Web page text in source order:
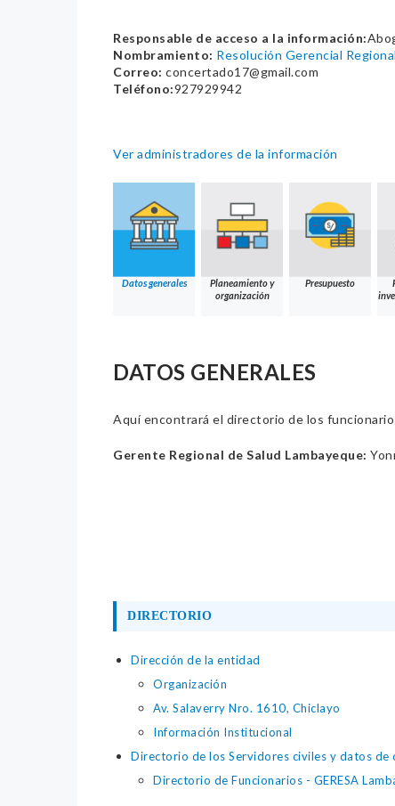
Responsable de acceso a la información:
Nombramiento: Resolución Gerencial
Correo: concertado17@gmail.com
Teléfono:927929942
Ver administradores de la información
Datos generales
Planeamiento y
organización
Presupuesto
DATOS GENERALES
Aquí encontrará el directorio de los
Gerente Regional de Salud Lambayeque:
DIRECTORIO
Dirección de la entidad
Organización
Av. Salaverry Nro. 1610, Chiclayo
Información Institucional
Directorio de los Servidores civiles y datos de
Directorio de Funcionarios - GERESA